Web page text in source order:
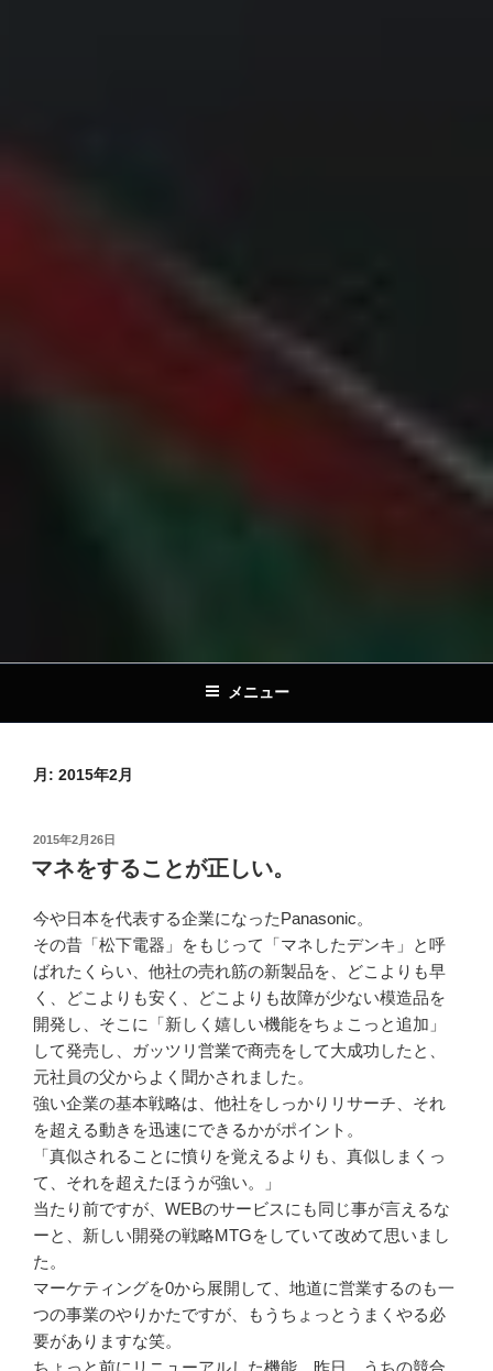
メニュー
月: 2015年2月
投
日:
2015年2月26日
マネをすることが正しい。
今や日本を代表する企業になったPanasonic。
その昔「松下電器」をもじって「マネしたデンキ」と呼
ばれたくらい、他社の売れ筋の新製品を、どこよりも早
く、どこよりも安く、どこよりも故障が少ない模造品を
開発し、そこに「新しく嬉しい機能をちょこっと追加」
して発売し、ガッツリ営業で商売をして大成功したと、
元社員の父からよく聞かされました。
強い企業の基本戦略は、他社をしっかりリサーチ、それ
を超える動きを迅速にできるかがポイント。
「真似されることに憤りを覚えるよりも、真似しまくっ
て、それを超えたほうが強い。」
当たり前ですが、WEBのサービスにも同じ事が言えるな
ーと、新しい開発の戦略MTGをしていて改めて思いまし
た。
マーケティングを0から展開して、地道に営業するのも一
つの事業のやりかたですが、もうちょっとうまくやる必
要がありますな笑。
ちょっと前にリニューアルした機能、昨日、うちの競合